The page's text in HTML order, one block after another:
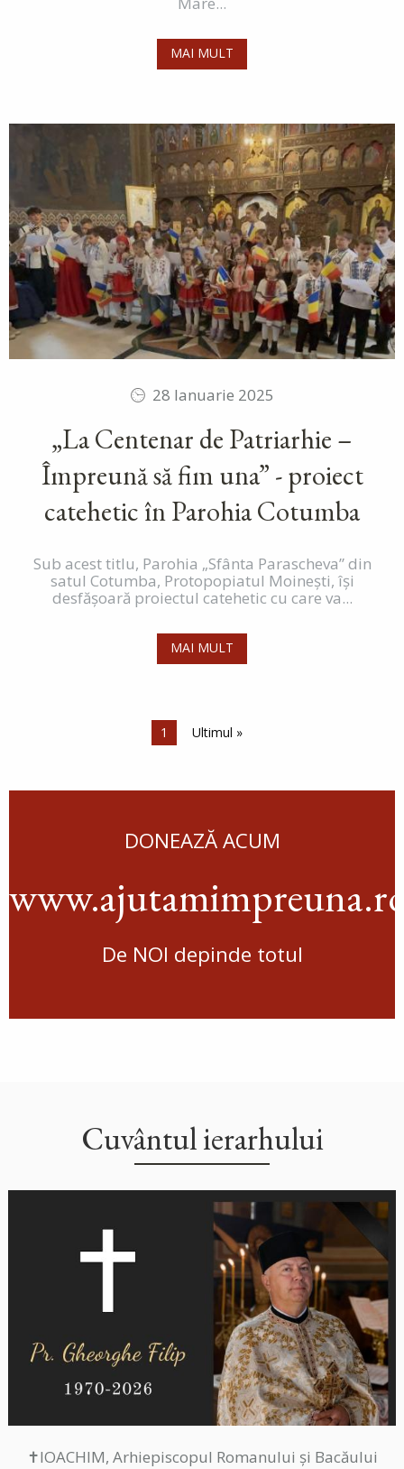
MAI MULT
28 Ianuarie 2025
„La Centenar de Patriarhie –
Împreună să fim una” - proiect
catehetic în Parohia Cotumba
Sub acest titlu, Parohia „Sfânta Parascheva” din
satul Cotumba, Protopopiatul Moinești, își
desfășoară proiectul catehetic cu care va...
MAI MULT
Pagina curentă
1 Ultima pagină
Ultimul »
DONEAZĂ ACUM
De NOI depinde totul
Cuvântul ierarhului
✝IOACHIM, Arhiepiscopul Romanului și Bacăului